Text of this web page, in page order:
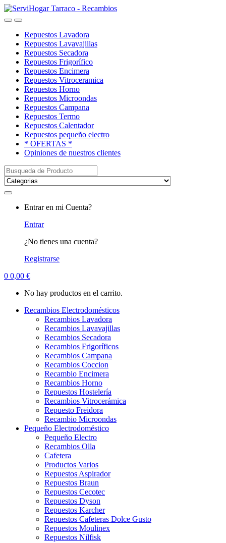
Saltar
a
saltar
al
OpenClose
Repuestos Lavadora
Repuestos Lavavajillas
Repuestos Secadora
Repuestos Frigorífico
Repuestos Encimera
Repuestos Vitroceramica
Repuestos Horno
Repuestos Microondas
Repuestos Campana
Repuestos Termo
Repuestos Calentador
Repuestos pequeño electro
* OFERTAS *
Opiniones de nuestros clientes
Buscar:
Entrar en mi Cuenta?
Entrar
¿No tienes una cuenta?
Registrarse
0 0,00 €
No hay productos en el carrito.
Recambios Electrodomésticos
Recambios Lavadora
Recambios Lavavajillas
Recambios Secadora
Recambios Frigoríficos
Recambios Campana
Recambios Coccion
Recambio Encimera
Recambios Horno
Repuestos Hostelería
Recambios Vitrocerámica
Repuesto Freidora
Recambio Microondas
Pequeño Electrodoméstico
Pequeño Electro
Recambios Olla
Cafetera
Productos Varios
Repuestos Aspirador
Repuestos Braun
Repuestos Cecotec
Repuestos Dyson
Repuestos Karcher
Repuestos Cafeteras Dolce Gusto
Repuestos Moulinex
Repuestos Nilfisk